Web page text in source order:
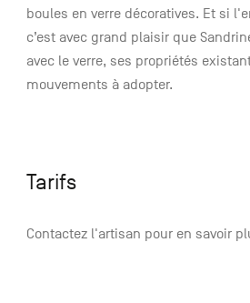
boules en verre décoratives. Et si
c’est avec grand plaisir que
avec le verre, ses propriétés
mouvements à adopter.
Tarifs
Contactez l'artisan pour en savoir